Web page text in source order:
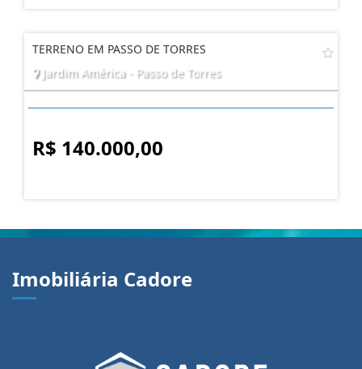
TERRENO EM PASSO DE TORRES
Jardim América - Passo de Torres
R$ 140.000,00
Imobiliária Cadore